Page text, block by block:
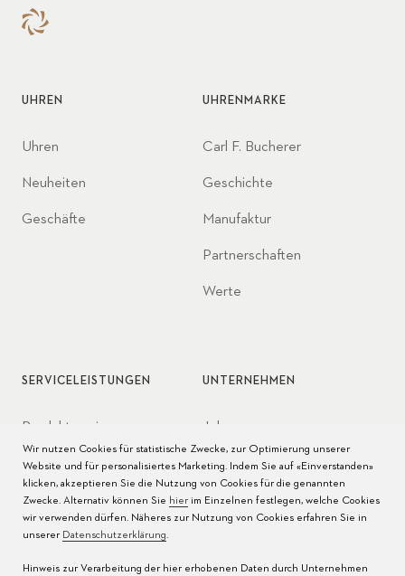
UHREN
Uhren
Neuheiten
Geschäfte
UHRENMARKE
Carl F. Bucherer
Geschichte
Manufaktur
Partnerschaften
Werte
SERVICELEISTUNGEN
Produktservice
Pflege der Uhr
Bedienungsanleitungen
FAQ
Servicezentren
UNTERNEHMEN
Jobs
Presse
Kontakt
Wir nutzen Cookies für statistische Zwecke, zur Optimierung unserer
Website und für personalisiertes Marketing. Indem Sie auf «Einverstanden»
klicken, akzeptieren Sie die Nutzung von Cookies für die genannten
Zwecke. Alternativ können Sie hierim Einzelnen festlegen, welche Cookies
wir verwenden dürfen. Näheres zur Nutzung von Cookies erfahren Sie in
unserer Datenschutzerklärung.
Hinweis zur Verarbeitung der hier erhobenen Daten durch Unternehmen